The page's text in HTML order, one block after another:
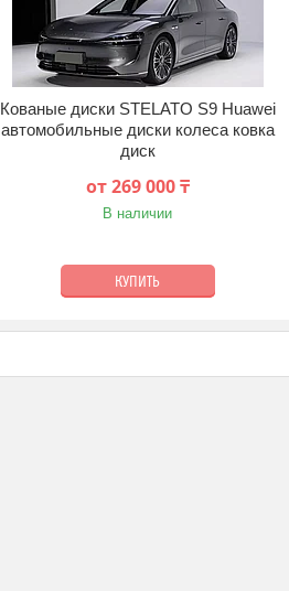
Кованые диски STELATO S9 Huawei
автомобильные диски колеса ковка
диск
от 269 000 ₸
В наличии
КУПИТЬ